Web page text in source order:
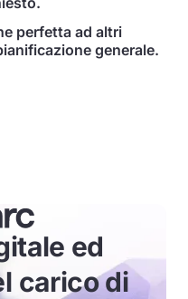
perfetta ad altri
generale.
ed
carico di